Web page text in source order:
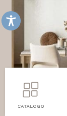
CATALOGO